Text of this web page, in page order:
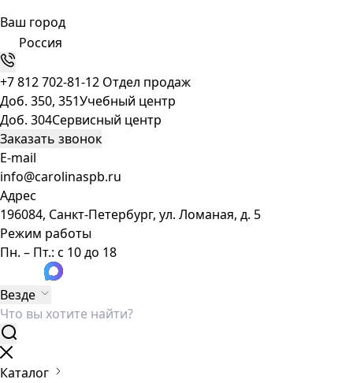
Ваш город
Россия
+7 812 702-81-12 Отдел продаж
Доб. 350, 351Учебный центр
Доб. 304Сервисный центр
Заказать звонок
E-mail
info@carolinaspb.ru
Адрес
196084, Санкт-Петербург, ул. Ломаная, д. 5
Режим работы
Пн. – Пт.: с 10 до 18
Везде
Каталог